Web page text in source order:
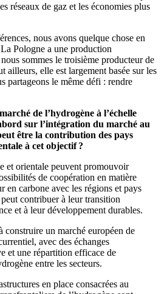
réseaux de gaz et les économies plus
nous avons quelque chose en
Pologne a une production
sommes le troisième producteur de
ailleurs, elle est largement basée sur les
partageons le même défi : rendre
de l’hydrogène à l’échelle
sur l’intégration du marché au
être la contribution des pays
à cet objectif ?
et orientale peuvent promouvoir
de coopération en matière
en carbone avec les régions et pays
contribuer à leur transition
et à leur développement durables.
construire un marché européen de
avec des échanges
et une répartition efficace de
entre les secteurs.
en place consacrées au